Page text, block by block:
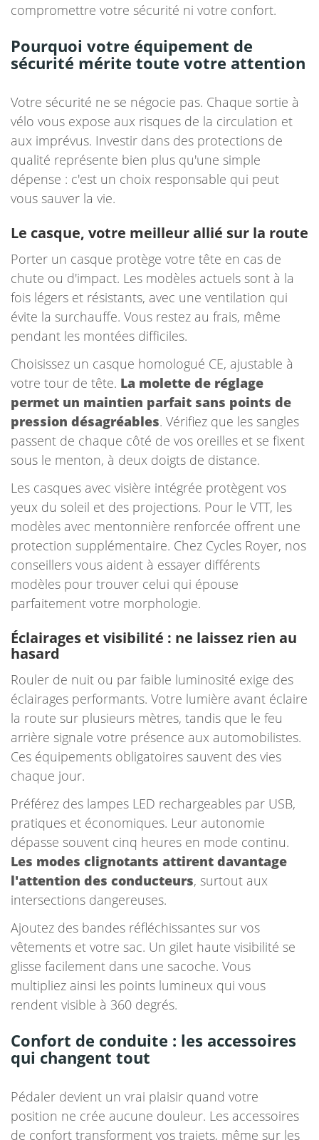
compromettre votre sécurité ni votre confort.
Pourquoi votre équipement de
sécurité mérite toute votre attention
Votre sécurité ne se négocie pas. Chaque sortie à
vélo vous expose aux risques de la circulation et
aux imprévus. Investir dans des protections de
qualité représente bien plus qu'une simple
dépense : c'est un choix responsable qui peut
vous sauver la vie.
Le casque, votre meilleur allié sur la route
Porter un casque protège votre tête en cas de
chute ou d'impact. Les modèles actuels sont à la
fois légers et résistants, avec une ventilation qui
évite la surchauffe. Vous restez au frais, même
pendant les montées difficiles.
Choisissez un casque homologué CE, ajustable à
votre tour de tête. La molette de réglage
permet un maintien parfait sans points de
pression désagréables. Vérifiez que les sangles
passent de chaque côté de vos oreilles et se fixent
sous le menton, à deux doigts de distance.
Les casques avec visière intégrée protègent vos
yeux du soleil et des projections. Pour le VTT, les
modèles avec mentonnière renforcée offrent une
protection supplémentaire. Chez Cycles Royer, nos
conseillers vous aident à essayer différents
modèles pour trouver celui qui épouse
parfaitement votre morphologie.
Éclairages et visibilité : ne laissez rien au
hasard
Rouler de nuit ou par faible luminosité exige des
éclairages performants. Votre lumière avant éclaire
la route sur plusieurs mètres, tandis que le feu
arrière signale votre présence aux automobilistes.
Ces équipements obligatoires sauvent des vies
chaque jour.
Préférez des lampes LED rechargeables par USB,
pratiques et économiques. Leur autonomie
dépasse souvent cinq heures en mode continu.
Les modes clignotants attirent davantage
l'attention des conducteurs, surtout aux
intersections dangereuses.
Ajoutez des bandes réfléchissantes sur vos
vêtements et votre sac. Un gilet haute visibilité se
glisse facilement dans une sacoche. Vous
multipliez ainsi les points lumineux qui vous
rendent visible à 360 degrés.
Confort de conduite : les accessoires
qui changent tout
Pédaler devient un vrai plaisir quand votre
position ne crée aucune douleur. Les accessoires
de confort transforment vos trajets, même sur les